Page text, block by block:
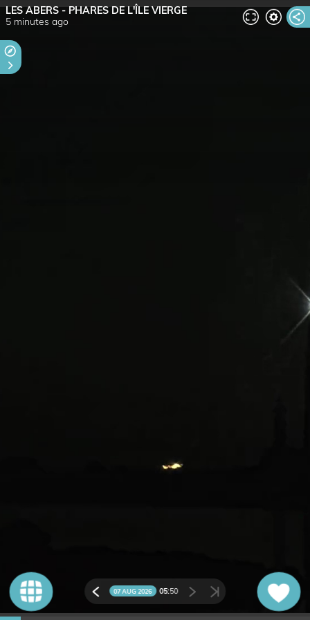
LES ABERS - PHARES DE L'ÎLE VIERGE
5 minutes ago
07 AUG 2026 05:50